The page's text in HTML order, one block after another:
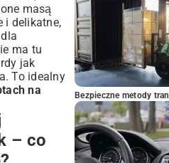
masą
i delikatne,
ma tu
jak
To idealny
na
– co
Bezpieczne metody